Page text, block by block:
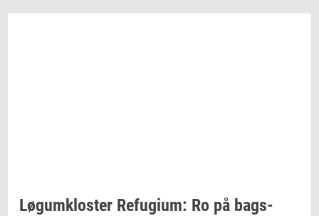
Løgum­klo­ster Re­fu­gi­um: Ro på bags­